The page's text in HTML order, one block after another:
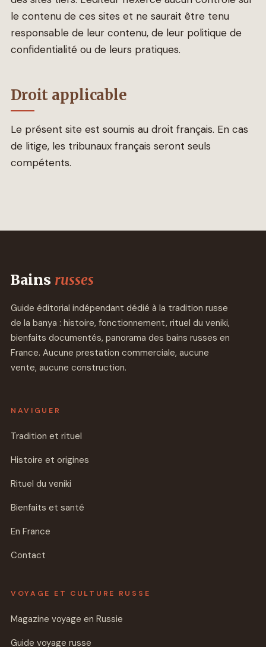
le contenu de ces sites et ne saurait être tenu
responsable de leur contenu, de leur politique de
confidentialité ou de leurs pratiques.
Droit applicable
Le présent site est soumis au droit français. En cas
de litige, les tribunaux français seront seuls
compétents.
Bains russes
Guide éditorial indépendant dédié à la tradition russe
de la banya : histoire, fonctionnement, rituel du veniki,
bienfaits documentés, panorama des bains russes en
France. Aucune prestation commerciale, aucune
vente, aucune construction.
NAVIGUER
Tradition et rituel
Histoire et origines
Rituel du veniki
Bienfaits et santé
En France
Contact
VOYAGE ET CULTURE RUSSE
Magazine voyage en Russie
Guide voyage russe